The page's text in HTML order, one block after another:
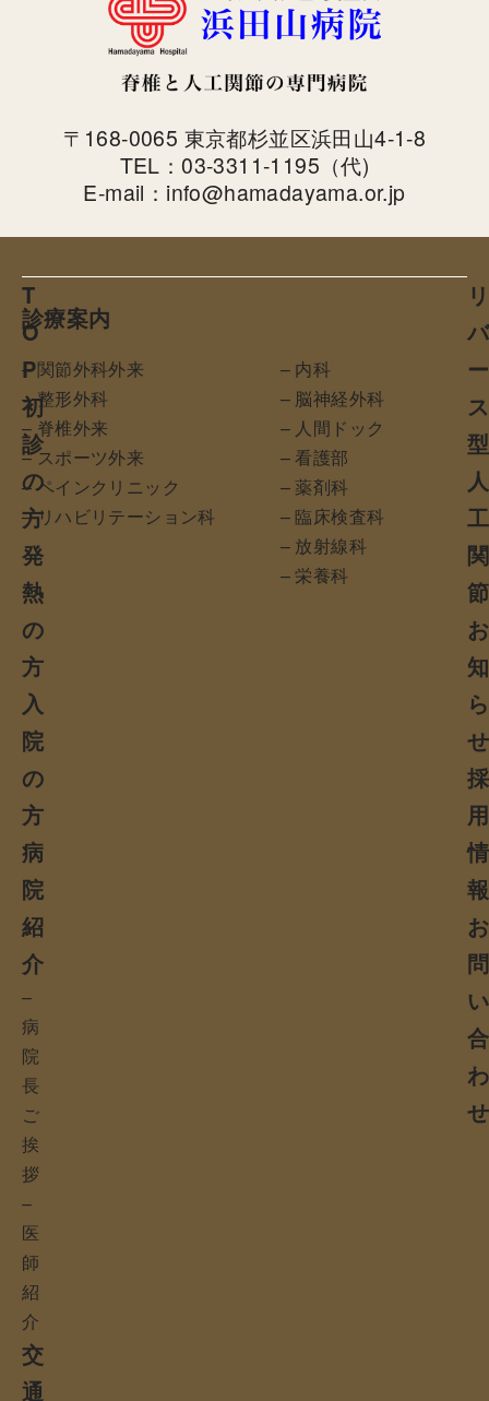
〒168-0065 東京都杉並区浜田山4-1-8
TEL：03-3311-1195（代)
E-mail：info@hamadayama.or.jp
T
O
P
初
診
の
方
発
熱
の
方
入
院
の
方
病
院
紹
介
–
病
院
長
ご
挨
拶
–
医
師
紹
介
交
通
診療案内
– 関節外科外来
– 整形外科
– 脊椎外来
– スポーツ外来
– ペインクリニック
– リハビリテーション科
– 内科
– 脳神経外科
– 人間ドック
– 看護部
– 薬剤科
– 臨床検査科
– 放射線科
– 栄養科
リ
バ
ー
ス
型
人
工
関
節
お
知
ら
せ
採
用
情
報
お
問
い
合
わ
せ